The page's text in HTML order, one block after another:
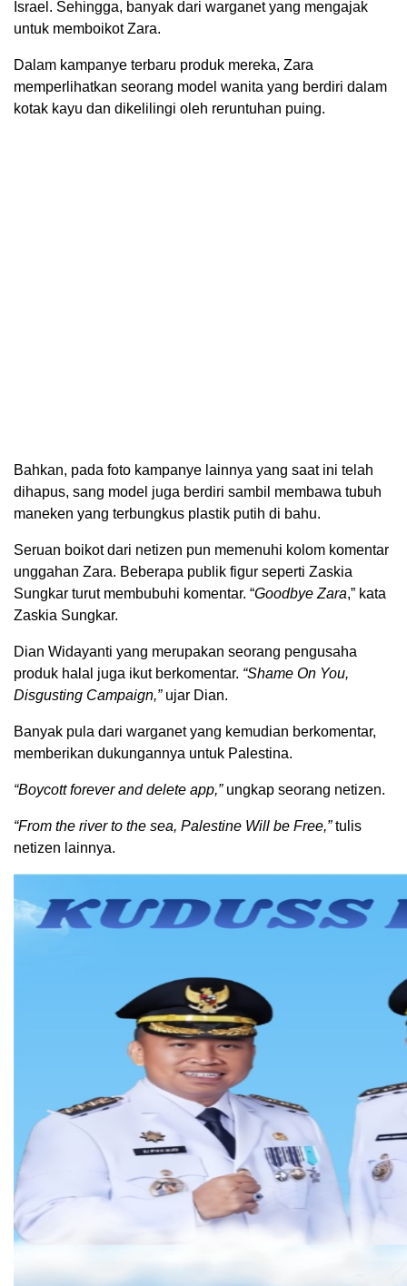
Israel. Sehingga, banyak dari warganet yang mengajak
untuk memboikot Zara.
Dalam kampanye terbaru produk mereka, Zara
memperlihatkan seorang model wanita yang berdiri dalam
kotak kayu dan dikelilingi oleh reruntuhan puing.
Bahkan, pada foto kampanye lainnya yang saat ini telah
dihapus, sang model juga berdiri sambil membawa tubuh
maneken yang terbungkus plastik putih di bahu.
Seruan boikot dari netizen pun memenuhi kolom komentar
unggahan Zara. Beberapa publik figur seperti Zaskia
Sungkar turut membubuhi komentar. “Goodbye Zara,” kata
Zaskia Sungkar.
Dian Widayanti yang merupakan seorang pengusaha
produk halal juga ikut berkomentar. “Shame On You,
Disgusting Campaign,”ujar Dian.
Banyak pula dari warganet yang kemudian berkomentar,
memberikan dukungannya untuk Palestina.
“Boycott forever and delete app,”ungkap seorang netizen.
“From the river to the sea, Palestine Will be Free,”tulis
netizen lainnya.